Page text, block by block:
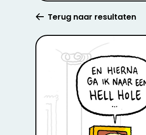
Terug naar resultaten